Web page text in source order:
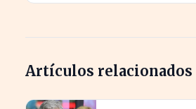
Artículos relacionados